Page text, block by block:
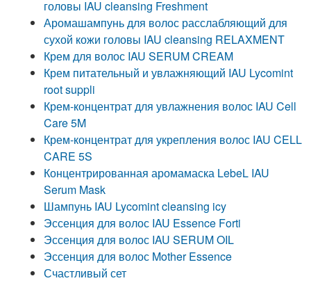
головы IAU cleansing Freshment
Аромашампунь для волос расслабляющий для
сухой кожи головы IAU cleansing RELAXMENT
Крем для волос IAU SERUM CREAM
Крем питательный и увлажняющий IAU Lycomint
root suppli
Крем-концентрат для увлажнения волос IAU Cell
Care 5M
Крем-концентрат для укрепления волос IAU CELL
CARE 5S
Концентрированная аромамаска LebeL IAU
Serum Mask
Шампунь IAU Lycomint cleansing icy
Эссенция для волос IAU Essence Forti
Эссенция для волос IAU SERUM OIL
Эссенция для волос Mother Essence
Счастливый сет